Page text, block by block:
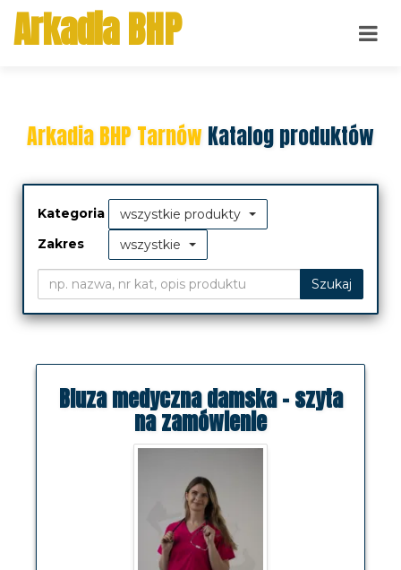
Arkadia BHP
Arkadia BHP TarnówKatalog produktów
Kategoria
wszystkie produkty
Zakres
wszystkie
Szukaj
Bluza medyczna damska - szyta
na zamówienie